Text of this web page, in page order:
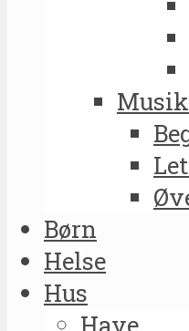
Børn
Helse
Hus
Have